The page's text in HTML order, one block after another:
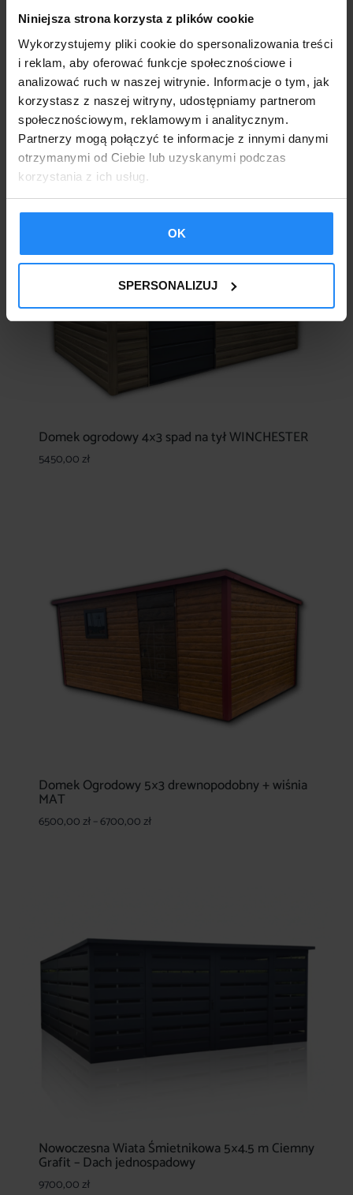
Niniejsza strona korzysta z plików cookie
Wykorzystujemy pliki cookie do spersonalizowania treści
i reklam, aby oferować funkcje społecznościowe i
analizować ruch w naszej witrynie. Informacje o tym, jak
korzystasz z naszej witryny, udostępniamy partnerom
społecznościowym, reklamowym i analitycznym.
Partnerzy mogą połączyć te informacje z innymi danymi
otrzymanymi od Ciebie lub uzyskanymi podczas
korzystania z ich usług.
OK
SPERSONALIZUJ
Podobne produkty
Domek ogrodowy 4×3 spad na tył WINCHESTER
5450,00zł
Domek Ogrodowy 5×3 drewnopodobny + wiśnia
MAT
6500,00zł–6700,00złZakres
Nowoczesna Wiata Śmietnikowa 5×4.5 m Ciemny
Grafit – Dach jednospadowy
9700,00zł